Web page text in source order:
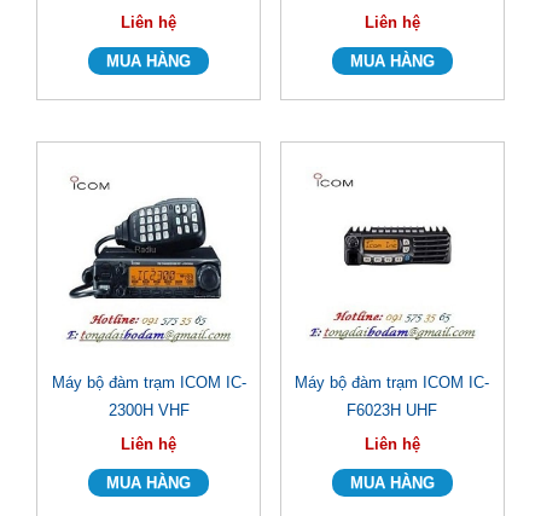
Liên hệ
Liên hệ
Máy bộ đàm trạm ICOM IC-
2300H VHF
Liên hệ
Máy bộ đàm trạm ICOM IC-
F6023H UHF
Liên hệ